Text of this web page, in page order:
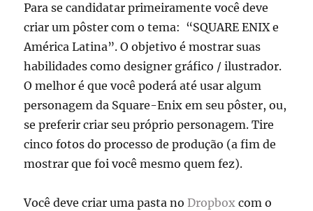
Para se candidatar primeiramente você deve
criar um pôster com o tema: “SQUARE ENIX e
América Latina”. O objetivo é mostrar suas
habilidades como designer gráfico / ilustrador.
O melhor é que você poderá até usar algum
personagem da Square-Enix em seu pôster, ou,
se preferir criar seu próprio personagem. Tire
cinco fotos do processo de produção (a fim de
mostrar que foi você mesmo quem fez).
Você deve criar uma pasta noDropbox com o